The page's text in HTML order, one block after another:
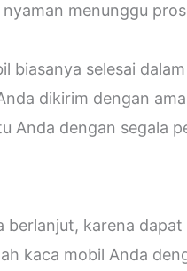
menunggu
biasanya selesai
dikirim dengan
Anda dengan segala
karena
kaca mobil Anda